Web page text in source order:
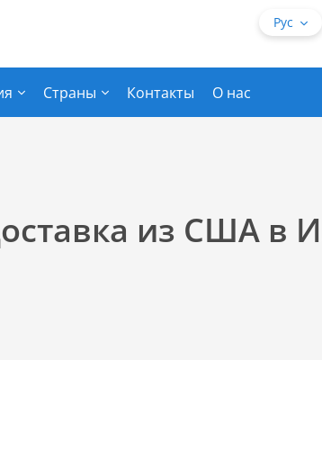
из США в
Рус
Страны Контакты О нас